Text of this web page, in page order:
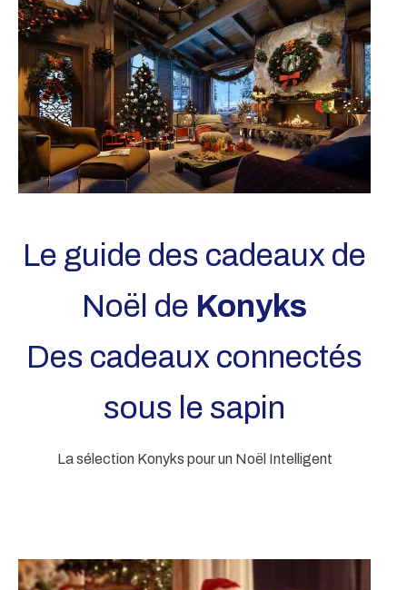
Le guide des cadeaux de
Noël de Konyks
Des cadeaux connectés
sous le sapin
La sélection Konyks pour un Noël Intelligent